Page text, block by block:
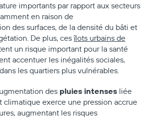
importants par rapport aux secteurs
en raison de
des surfaces, de la densité du bâti et
De plus, cesîlots urbains de
un risque important pour la santé
accentuer les inégalités sociales,
les quartiers plus vulnérables.
des pluies intenses liée
climatique exerce une pression accrue
augmentant les risques